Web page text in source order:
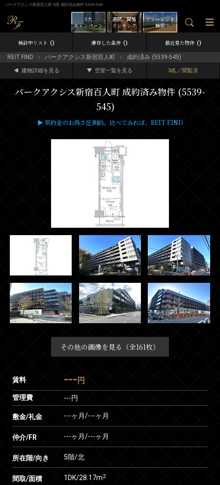
パークアクシス新宿百人町 5階 成約済み物件 5539-545
フリーレント
検索
週間／閲覧
ランキング
5大
キャンペーン
検討中リスト 0 保存した条件 0 最近見た物件 0
REIT FIND パークアクシス新宿百人町 成約済み (5539-545)
建物詳細を見る 空室一覧を見る 3名／閲覧済
パークアクシス新宿百人町 成約済み物件 (5539-
545)
▶ 契約金のお得さ圧倒的。比べてみれば、REIT FIND
その他の画像を見る（全161枚）
賃料 --- 円
管理費 ---円
敷金/礼金 ---ヶ月/---ヶ月
仲介/FR ---ヶ月/---ヶ月
所在階/向き 5階/北
間取/面積 1DK/28.17m2